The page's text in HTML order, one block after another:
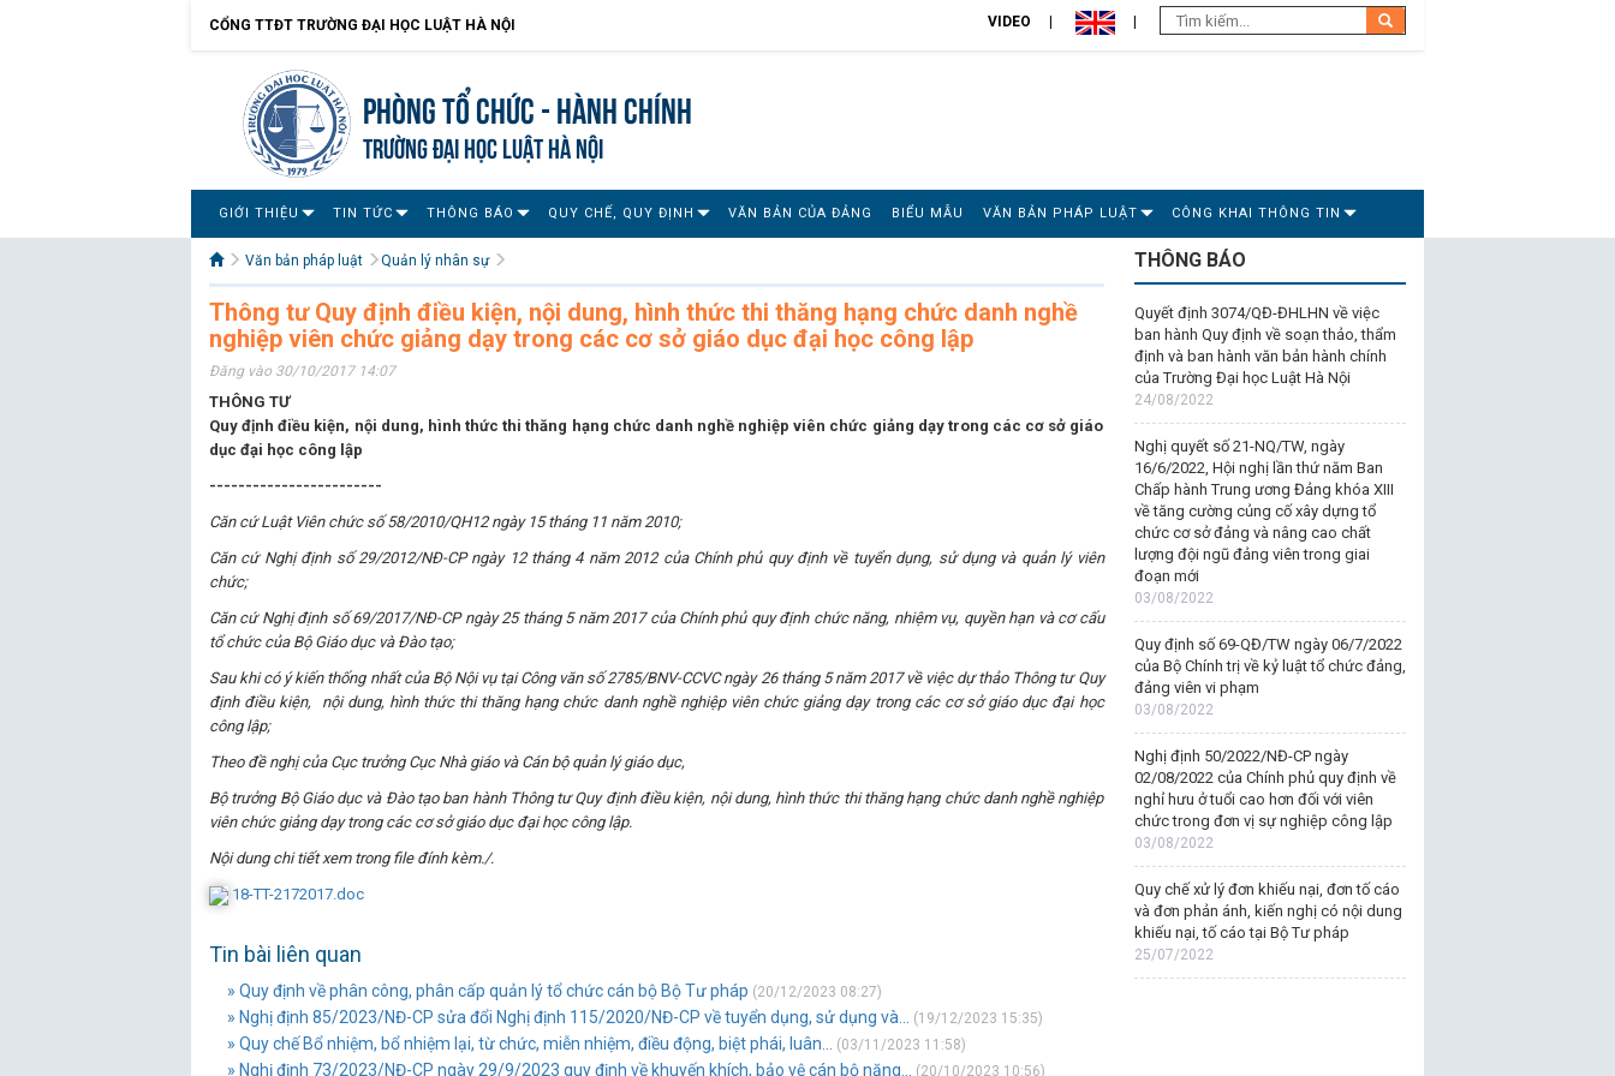
CỔNG TTĐT TRƯỜNG ĐẠI HỌC LUẬT HÀ NỘI VIDEO
Phòng Tổ chức - Hành chính
TRƯỜNG ĐẠI HỌC LUẬT HÀ NỘI
GIỚI THIỆU TIN TỨC THÔNG BÁO QUY CHẾ, QUY ĐỊNH VĂN BẢN CỦA ĐẢNG BIỂU MẪU VĂN BẢN PHÁP LUẬT CÔNG KHAI THÔNG TIN
Văn bản pháp luật Quản lý nhân sự
Thông tư Quy định điều kiện, nội dung, hình thức thi thăng hạng chức danh nghề
nghiệp viên chức giảng dạy trong các cơ sở giáo dục đại học công lập
Đăng vào 30/10/2017 14:07
THÔNG TƯ
Quy định điều kiện, nội dung, hình thức thi thăng hạng chức danh nghề nghiệp viên chức giảng dạy trong các cơ sở giáo
dục đại học công lập
------------------------
Căn cứ Luật Viên chức số 58/2010/QH12 ngày 15 tháng 11 năm 2010;
Căn cứ Nghị định số 29/2012/NĐ-CP ngày 12 tháng 4 năm 2012 của Chính phủ quy định về tuyển dụng, sử dụng và quản lý viên
chức;
Căn cứ Nghị định số 69/2017/NĐ-CP ngày 25 tháng 5 năm 2017 của Chính phủ quy định chức năng, nhiệm vụ, quyền hạn và cơ cấu
tổ chức của Bộ Giáo dục và Đào tạo;
Sau khi có ý kiến thống nhất của Bộ Nội vụ tại Công văn số 2785/BNV-CCVC ngày 26 tháng 5 năm 2017 về việc dự thảo Thông tư Quy
định điều kiện, nội dung, hình thức thi thăng hạng chức danh nghề nghiệp viên chức giảng dạy trong các cơ sở giáo dục đại học
công lập;
Theo đề nghị của Cục trưởng Cục Nhà giáo và Cán bộ quản lý giáo dục,
Bộ trưởng Bộ Giáo dục và Đào tạo ban hành Thông tư Quy định điều kiện, nội dung, hình thức thi thăng hạng chức danh nghề nghiệp
viên chức giảng dạy trong các cơ sở giáo dục đại học công lập.
Nội dung chi tiết xem trong file đính kèm./.
18-TT-2172017.doc
Tin bài liên quan
» Quy định về phân công, phân cấp quản lý tổ chức cán bộ Bộ Tư pháp (20/12/2023 08:27)
» Nghị định 85/2023/NĐ-CP sửa đổi Nghị định 115/2020/NĐ-CP về tuyển dụng, sử dụng và... (19/12/2023 15:35)
» Quy chế Bổ nhiệm, bổ nhiệm lại, từ chức, miễn nhiệm, điều động, biệt phái, luân... (03/11/2023 11:58)
» Nghị định 73/2023/NĐ-CP ngày 29/9/2023 quy định về khuyến khích, bảo vệ cán bộ năng... (20/10/2023 10:56)
THÔNG BÁO
Quyết định 3074/QĐ-ĐHLHN về việc
ban hành Quy định về soạn thảo, thẩm
định và ban hành văn bản hành chính
của Trường Đại học Luật Hà Nội
24/08/2022
Nghị quyết số 21-NQ/TW, ngày
16/6/2022, Hội nghị lần thứ năm Ban
Chấp hành Trung ương Đảng khóa XIII
về tăng cường củng cố xây dựng tổ
chức cơ sở đảng và nâng cao chất
lượng đội ngũ đảng viên trong giai
đoạn mới
03/08/2022
Quy định số 69-QĐ/TW ngày 06/7/2022
của Bộ Chính trị về kỷ luật tổ chức đảng,
đảng viên vi phạm
03/08/2022
Nghị định 50/2022/NĐ-CP ngày
02/08/2022 của Chính phủ quy định về
nghỉ hưu ở tuổi cao hơn đối với viên
chức trong đơn vị sự nghiệp công lập
03/08/2022
Quy chế xử lý đơn khiếu nại, đơn tố cáo
và đơn phản ánh, kiến nghị có nội dung
khiếu nại, tố cáo tại Bộ Tư pháp
25/07/2022